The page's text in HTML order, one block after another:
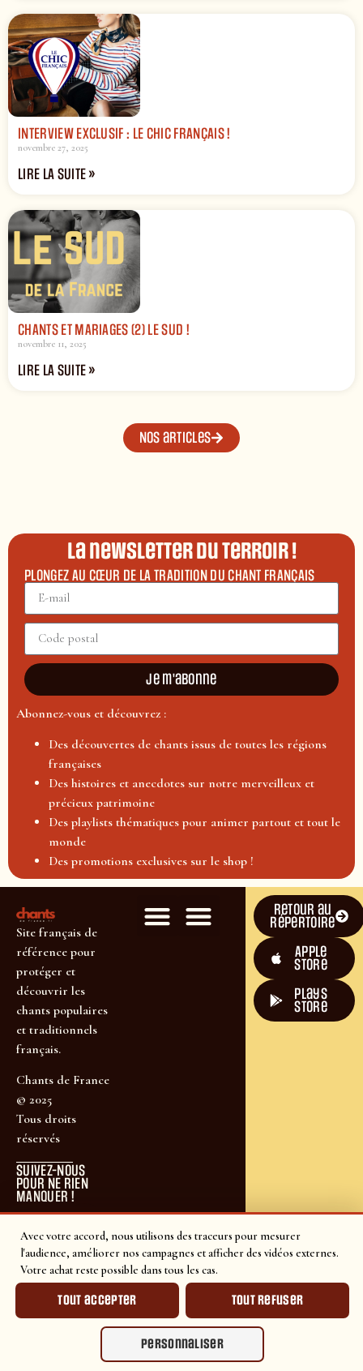
Avec votre accord, nous utilisons des traceurs pour mesurer
l'audience, améliorer nos campagnes et afficher des vidéos externes.
Votre achat reste possible dans tous les cas.
Tout accepter Tout refuser
Personnaliser
INTERVIEW EXCLUSIF : LE CHIC FRANÇAIS !
novembre 27, 2025
LIRE LA SUITE »
CHANTS ET MARIAGES (2) LE SUD !
novembre 11, 2025
LIRE LA SUITE »
Nos articles
La newsletter du terroir !
PLONGEZ AU CŒUR DE LA TRADITION DU CHANT FRANÇAIS
Je m'abonne
Abonnez-vous et découvrez :
Des découvertes de chants issus de toutes les régions
françaises
Des histoires et anecdotes sur notre merveilleux et
précieux patrimoine
Des playlists thématiques pour animer partout et tout le
monde
Des promotions exclusives sur le shop !
Site français de
référence pour
protéger et
découvrir les
chants populaires
et traditionnels
français.
Chants de France
© 2025
Tous droits
réservés
SUIVEZ-NOUS
POUR NE RIEN
MANQUER !
Retour au
répertoire
Apple
Store
plays
store